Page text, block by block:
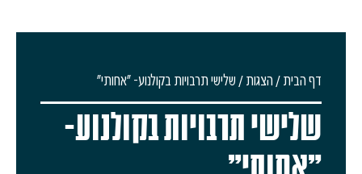
דף הבית/הצגות/שלישי תרבויות בקולנוע- "אחותי"
שלישי תרבויות בקולנוע-